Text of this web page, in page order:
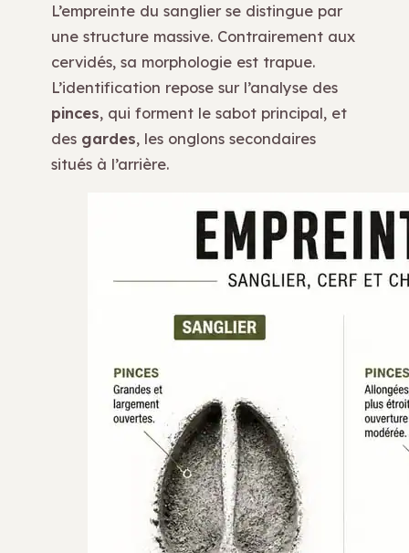
L’empreinte du sanglier se distingue par
une structure massive. Contrairement aux
cervidés, sa morphologie est trapue.
L’identification repose sur l’analyse des
pinces, qui forment le sabot principal, et
des gardes, les onglons secondaires
situés à l’arrière.